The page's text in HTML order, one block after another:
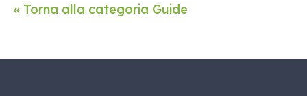
« Torna alla categoria Guide